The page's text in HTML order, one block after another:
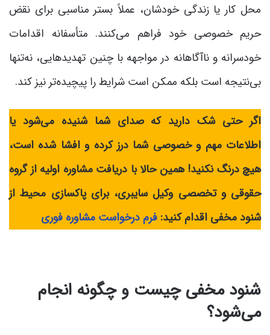
محل کار یا زندگی خودشان، عملاً بستر مناسبی برای نقض
حریم خصوصی خود فراهم می‌کنند. متأسفانه اقدامات
خودسرانه و ناآگاهانه در مواجهه با چنین تهدیدهایی، نه‌تنها
بی‌نتیجه است بلکه ممکن است شرایط را پیچیده‌تر نیز کند.
اگر حتی شک دارید که صدای شما شنیده می‌شود یا
اطلاعات مهم و خصوصی شما درز کرده و افشا شده است،
هیچ درنگ نکنید! همین حالا با دریافت مشاورۀ اولیه از گروه
حقوقی و تخصصی وکیل سایبری، برای پاکسازی محیط از
شنود مخفی اقدام کنید: فرم درخواست مشاوره فوری
شنود مخفی چیست و چگونه انجام
می‌شود؟